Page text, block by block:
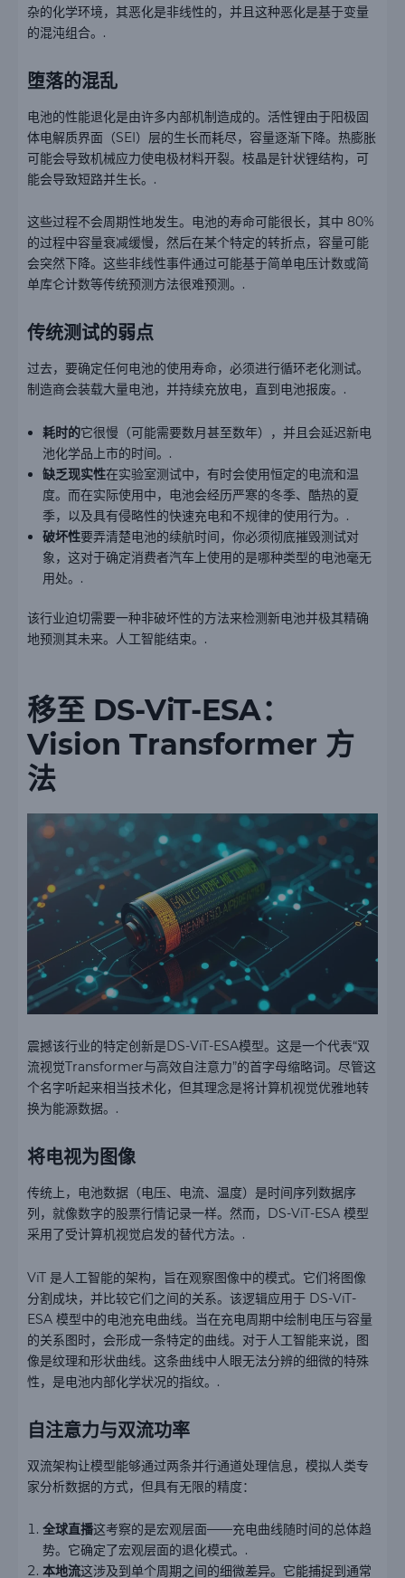
杂的化学环境，其恶化是非线性的，并且这种恶化是基于变量
的混沌组合。.
堕落的混乱
电池的性能退化是由许多内部机制造成的。活性锂由于阳极固
体电解质界面（SEI）层的生长而耗尽，容量逐渐下降。热膨胀
可能会导致机械应力使电极材料开裂。枝晶是针状锂结构，可
能会导致短路并生长。.
这些过程不会周期性地发生。电池的寿命可能很长，其中 80%
的过程中容量衰减缓慢，然后在某个特定的转折点，容量可能
会突然下降。这些非线性事件通过可能基于简单电压计数或简
单库仑计数等传统预测方法很难预测。.
传统测试的弱点
过去，要确定任何电池的使用寿命，必须进行循环老化测试。
制造商会装载大量电池，并持续充放电，直到电池报废。.
耗时的它很慢（可能需要数月甚至数年），并且会延迟新电
池化学品上市的时间。.
缺乏现实性在实验室测试中，有时会使用恒定的电流和温
度。而在实际使用中，电池会经历严寒的冬季、酷热的夏
季，以及具有侵略性的快速充电和不规律的使用行为。.
破坏性要弄清楚电池的续航时间，你必须彻底摧毁测试对
象，这对于确定消费者汽车上使用的是哪种类型的电池毫无
用处。.
该行业迫切需要一种非破坏性的方法来检测新电池并极其精确
地预测其未来。人工智能结束。.
移至 DS-ViT-ESA：
Vision Transformer 方
法
震撼该行业的特定创新是DS-ViT-ESA模型。这是一个代表“双
流视觉Transformer与高效自注意力”的首字母缩略词。尽管这
个名字听起来相当技术化，但其理念是将计算机视觉优雅地转
换为能源数据。.
将电视为图像
传统上，电池数据（电压、电流、温度）是时间序列数据序
列，就像数字的股票行情记录一样。然而，DS-ViT-ESA 模型
采用了受计算机视觉启发的替代方法。.
ViT 是人工智能的架构，旨在观察图像中的模式。它们将图像
分割成块，并比较它们之间的关系。该逻辑应用于 DS-ViT-
ESA 模型中的电池充电曲线。当在充电周期中绘制电压与容量
的关系图时，会形成一条特定的曲线。对于人工智能来说，图
像是纹理和形状曲线。这条曲线中人眼无法分辨的细微的特殊
性，是电池内部化学状况的指纹。.
自注意力与双流功率
双流架构让模型能够通过两条并行通道处理信息，模拟人类专
家分析数据的方式，但具有无限的精度：
全球直播这考察的是宏观层面——充电曲线随时间的总体趋
势。它确定了宏观层面的退化模式。.
本地流这涉及到单个周期之间的细微差异。它能捕捉到通常